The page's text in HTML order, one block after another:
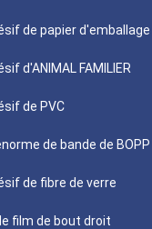
de papier d'emballage
d'ANIMAL FAMILIER
de PVC
de bande de BOPP
de fibre de verre
film de bout droit